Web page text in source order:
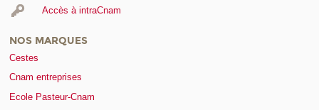
Accès à intraCnam
NOS MARQUES
Cestes
Cnam entreprises
Ecole Pasteur-Cnam